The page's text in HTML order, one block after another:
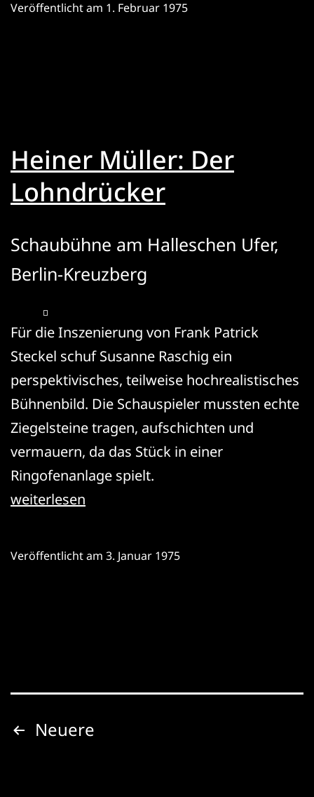
Veröffentlicht am 1. Februar 1975
Heiner Müller: Der
Lohndrücker
Schaubühne am Halleschen Ufer,
Berlin-Kreuzberg
Für die Inszenierung von Frank Patrick
Steckel schuf Susanne Raschig ein
perspektivisches, teilweise hochrealistisches
Bühnenbild. Die Schauspieler mussten echte
Ziegelsteine tragen, aufschichten und
vermauern, da das Stück in einer
Ringofenanlage spielt.
Heiner
weiterlesen
Veröffentlicht am 3. Januar 1975
Seitennummerierung
Neuere